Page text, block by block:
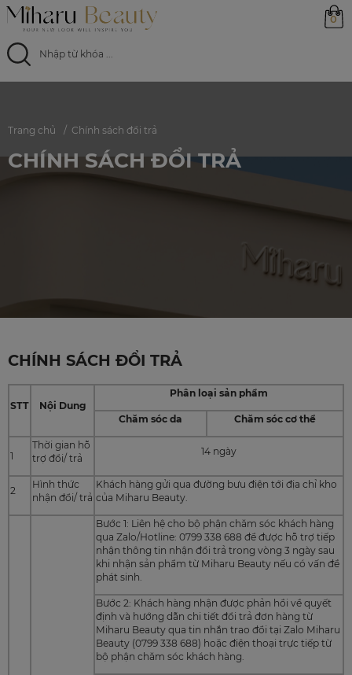
0
Sản phẩm
0799 33 86 88
Trang chủ Chính sách đổi trả
CHÍNH SÁCH ĐỔI TRẢ
CHÍNH SÁCH ĐỔI TRẢ
STT Nội Dung
Phân loại sản phẩm
Chăm sóc da Chăm sóc cơ thể
1
Thời gian hỗ
trợ đổi/ trả
14 ngày
2
Hình thức
nhận đổi/ trả
Khách hàng gửi qua đường bưu điện tới địa chỉ kho
của Miharu Beauty.
Bước 1: Liên hệ cho bộ phận chăm sóc khách hàng
qua Zalo/Hotline: 0799 338 688 để được hỗ trợ tiếp
nhận thông tin nhận đổi trả trong vòng 3 ngày sau
khi nhận sản phẩm từ Miharu Beauty nếu có vấn đề
phát sinh.
Bước 2: Khách hàng nhận được phản hồi về quyết
định và hướng dẫn chi tiết đổi trả đơn hàng từ
Miharu Beauty qua tin nhắn trao đổi tại Zalo Miharu
Beauty (0799 338 688) hoặc điện thoại trực tiếp từ
bộ phận chăm sóc khách hàng.